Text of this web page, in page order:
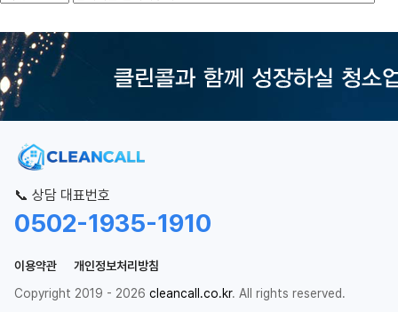
📞 상담 대표번호
0502-1935-1910
이용약관
개인정보처리방침
Copyright 2019 - 2026 cleancall.co.kr. All rights reserved.